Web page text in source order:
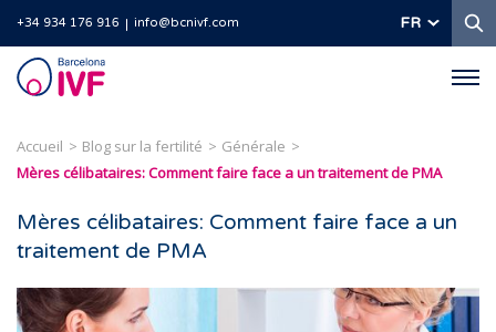
+34 934 176 916 info@bcnivf.com FR
Barcelona
IVF
Accueil Blog sur la fertilité
Générale
Mères célibataires: Comment faire face a un traitement de PMA
Mères célibataires: Comment faire face a un
traitement de PMA